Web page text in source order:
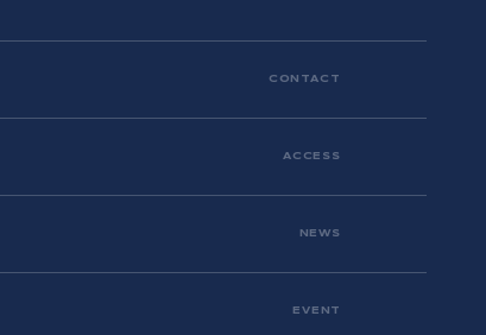
CONTACT
ACCESS
NEWS
EVENT